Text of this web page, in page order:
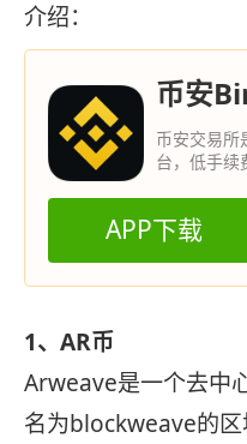
介绍：
币安
币安交易所
台，低手续
APP下载
1、AR币
Arweave是一个去中
名为blockweave的